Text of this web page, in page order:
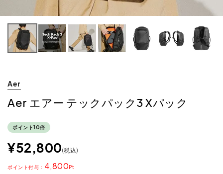
Aer
Aer エアー テックパック3 Xパック
ポイント10倍
¥52,800 税込
4,800
ポイント